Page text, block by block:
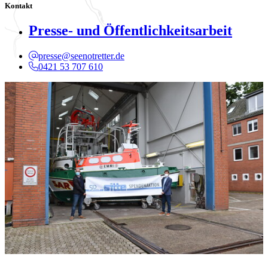
Kontakt
Presse- und Öffentlichkeitsarbeit
presse@seenotretter.de
0421 53 707 610